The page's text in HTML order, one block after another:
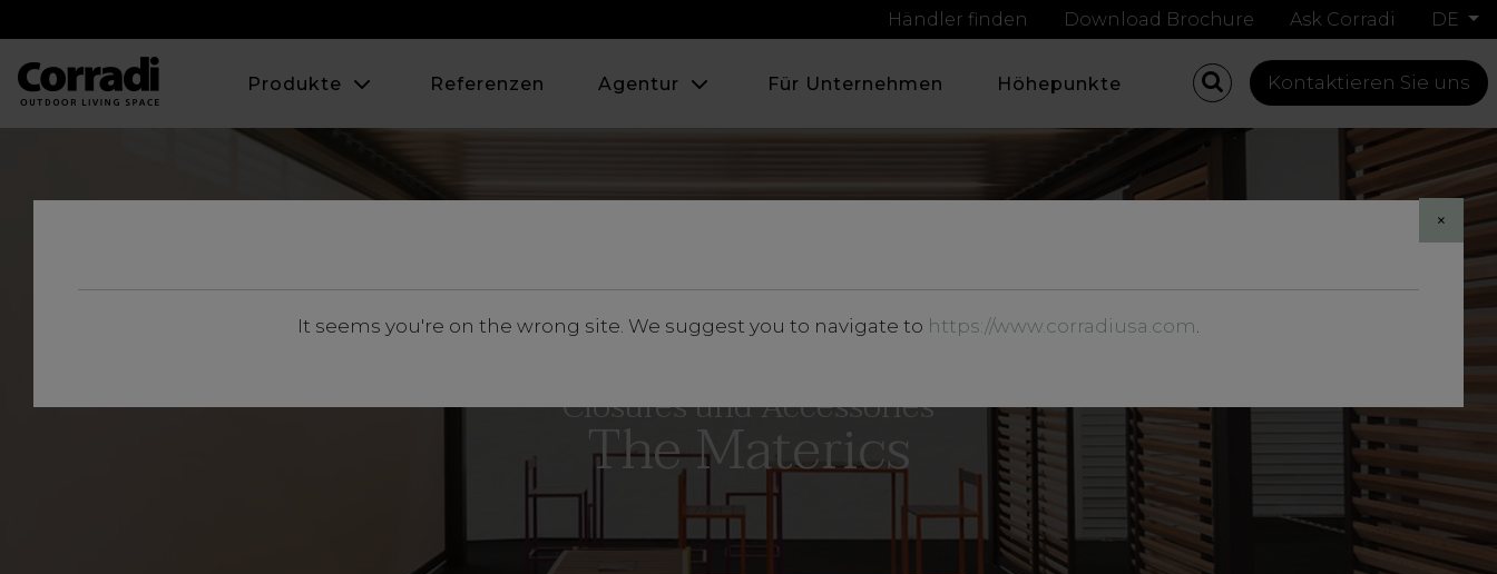
×
It seems you're on the wrong site. We suggest you to navigate to https://www.corradiusa.com.
Händler finden Download Brochure Ask Corradi DE
Produkte Referenzen Agentur Für Unternehmen Höhepunkte Kontaktieren Sie uns
Closures und Accessories
The Materics